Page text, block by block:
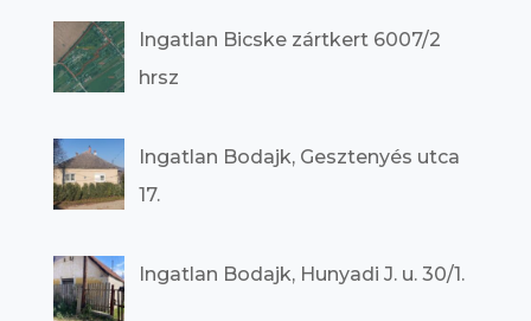
Ingatlan Bicske zártkert 6007/2
hrsz
Ingatlan Bodajk, Gesztenyés utca
17.
Ingatlan Bodajk, Hunyadi J. u. 30/1.